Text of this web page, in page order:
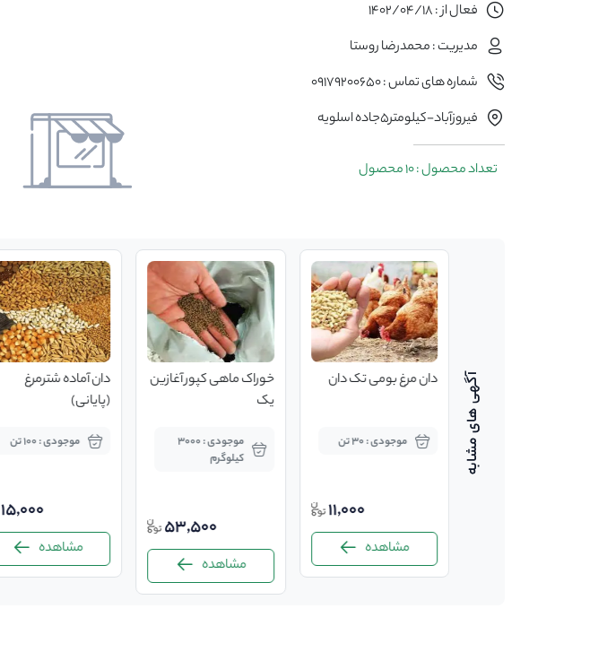
فعال از : 1402/04/18
مدیریت : محمدرضا روستا
شماره های تماس : 09179200650
فیروزآباد-کیلومتر5جاده اسلویه
تعداد محصول : 10 محصول
دان مرغ بومی تک دان
موجودی : 30 تن
11,000
مشاهده
خوراک ماهی کپور آغازین
یک
موجودی : 3000
کیلوگرم
53,500
مشاهده
دان آماده شترمرغ
(پایانی)
موجودی : 100 تن
15,000
مشاهده